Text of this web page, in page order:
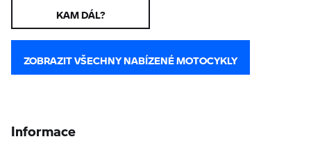
KAM DÁL?
ZOBRAZIT VŠECHNY NABÍZENÉ MOTOCYKLY
Informace